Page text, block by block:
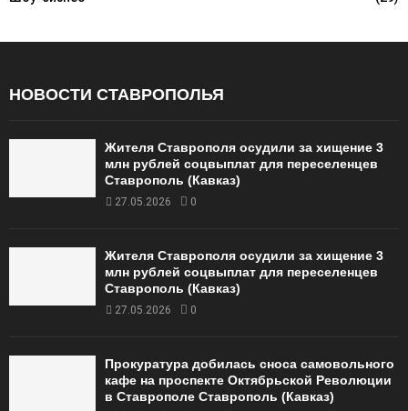
НОВОСТИ СТАВРОПОЛЬЯ
Жителя Ставрополя осудили за хищение 3
млн рублей соцвыплат для переселенцев
Ставрополь (Кавказ)
27.05.2026 0
Жителя Ставрополя осудили за хищение 3
млн рублей соцвыплат для переселенцев
Ставрополь (Кавказ)
27.05.2026 0
Прокуратура добилась сноса самовольного
кафе на проспекте Октябрьской Революции
в Ставрополе Ставрополь (Кавказ)